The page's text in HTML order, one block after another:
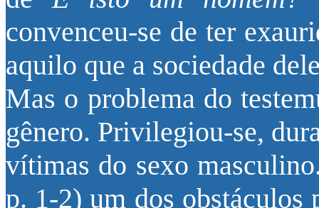
convenceu-se de ter
aquilo que a sociedade
Mas o problema do
gênero. Privilegiou-se,
vítimas do sexo
p. 1-2) um dos obstáculos